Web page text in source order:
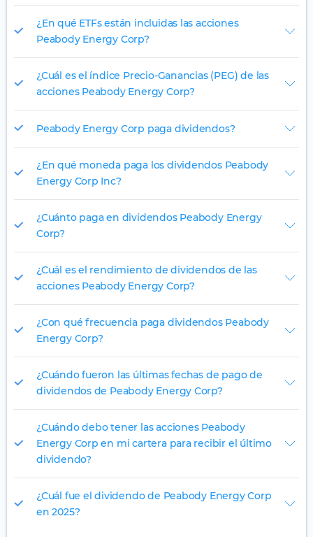
¿En qué ETFs están incluidas las acciones
Peabody Energy Corp?
¿Cuál es el índice Precio-Ganancias (PEG) de las
acciones Peabody Energy Corp?
Peabody Energy Corp paga dividendos?
¿En qué moneda paga los dividendos Peabody
Energy Corp Inc?
¿Cuánto paga en dividendos Peabody Energy
Corp?
¿Cuál es el rendimiento de dividendos de las
acciones Peabody Energy Corp?
¿Con qué frecuencia paga dividendos Peabody
Energy Corp?
¿Cuándo fueron las últimas fechas de pago de
dividendos de Peabody Energy Corp?
¿Cuándo debo tener las acciones Peabody
Energy Corp en mi cartera para recibir el último
dividendo?
¿Cuál fue el dividendo de Peabody Energy Corp
en 2025?